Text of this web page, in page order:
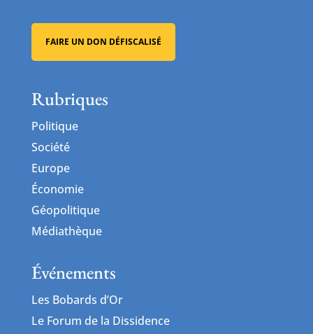
FAIRE UN DON DÉFISCALISÉ
Rubriques
Politique
Société
Europe
Économie
Géopolitique
Médiathèque
Événements
Les Bobards d’Or
Le Forum de la Dissidence